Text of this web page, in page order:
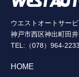
ウエストオートサー
神戸市西区神出町田
TEL:（078）964-
HOME